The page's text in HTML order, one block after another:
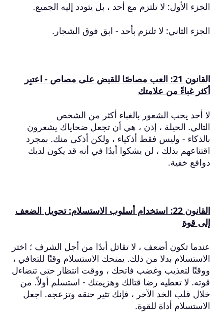
الجزء الأول: لا تلتزم مع أحد ، بل يتودد إليه الجميع.
الجزء الثاني: لا تلتزم بأحد - ابق فوق الشجار.
القانون 21: العب مصاصًا للقبض على مصاص - اعتبِر
أكثر غباءً من علامتك
لا أحد يحب الشعور بالغباء أكثر من الشخص
التالي. الحيلة ، إذن ، هي أن تجعل ضحاياك يشعرون
بالذكاء - وليس فقط أذكياء ، ولكن أذكى منك. بمجرد
اقتناعهم بذلك ، لن يشكوا أبدًا في أنه قد يكون لديك
دوافع خفية.
القانون 22: استخدام أسلوب الاستسلام: تحويل الضعف
إلى قوة
عندما تكون أضعف ، لا تقاتل أبدًا من أجل الشرف ؛ اختر
الاستسلام بدلا من ذلك. يمنحك الاستسلام وقتًا للتعافي ،
ووقتًا لتعذيب وغضب فاتحك ، ووقت انتظار حتى تتضاءل
قوته. لا تعطيه رضا قتالك وهزيمتك - استسلم أولاً. من
خلال قلب الخد الآخر ، فإنك تثير حنقه وتزعجه. اجعل
الاستسلام أداة للقوة.